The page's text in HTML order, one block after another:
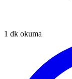
1 dk okuma